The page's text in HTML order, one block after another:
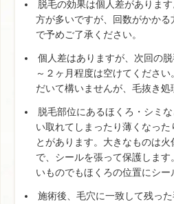
脱毛の効果は個人差がありま
方が多いですが、回数がかか
で予めご了承ください。
個人差はありますが、次回の
～２ヶ月程度は空けてくださ
だいて構いませんが、毛抜き処
脱毛部位にあるほくろ・シミ
い取れてしまったり薄くなった
とがあります。大きなものは
で、シールを張って保護します
いものでもほくろの位置にシー
施術後、毛穴に一致して残っ